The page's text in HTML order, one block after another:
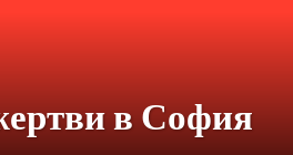
в София